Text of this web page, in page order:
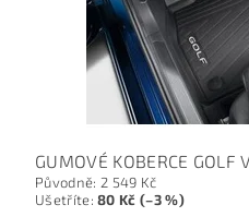
GUMOVÉ KOBERCE GOLF
Původně: 2 549 Kč
Ušetříte:80 Kč (–3 %)